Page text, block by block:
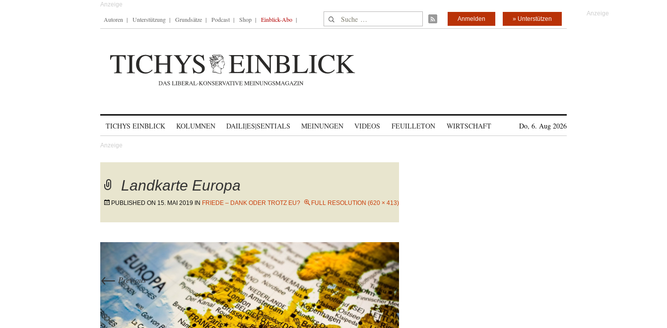
Autoren Unterstützung Grundsätze Podcast Shop Einblick-Abo Suche nach: » Unterstützen
Anmelden
TICHYS EINBLICK KOLUMNEN DAILI|ES|SENTIALS MEINUNGEN VIDEOS FEUILLETON WIRTSCHAFT Do, 6. Aug 2026
Landkarte Europa
PUBLISHED ON 15. MAI 2019 IN FRIEDE – DANK ODER TROTZ EU? FULL RESOLUTION (620 × 413)
← Previous